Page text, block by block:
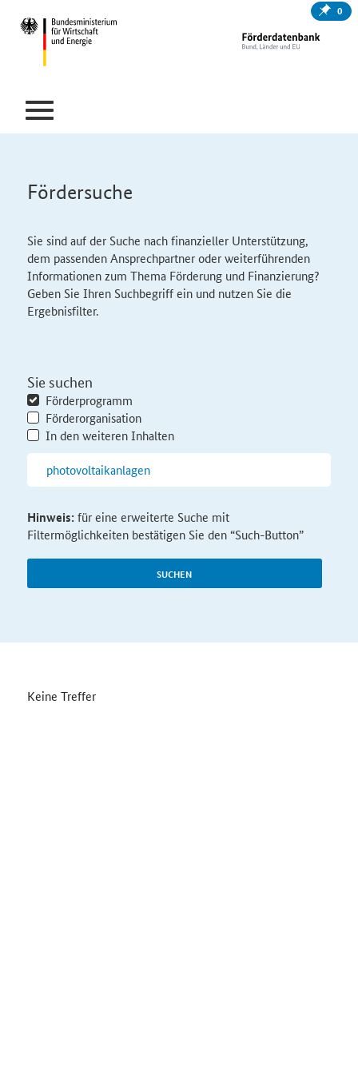
0
Fördersuche
Sie sind auf der Suche nach finanzieller Unterstützung,
dem passenden Ansprechpartner oder weiterführenden
Informationen zum Thema Förderung und Finanzierung?
Geben Sie Ihren Suchbegriff ein und nutzen Sie die
Ergebnisfilter.
Sie suchen
Förderprogramm
Förderorganisation
In den weiteren Inhalten
SUCHEN
Hinweis:für eine erweiterte Suche mit
Filtermöglichkeiten bestätigen Sie den “Such-Button”
Keine Treffer